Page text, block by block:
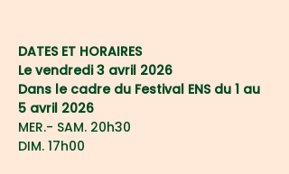
DATES ET HORAIRES
Le vendredi 3 avril 2026
Dans le cadre du Festival ENS du 1 au
5 avril 2026
MER.- SAM. 20h30
DIM. 17h00